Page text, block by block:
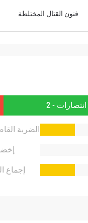
فنون القتال المختلطة
انتصارات - 2
الضربة
إجماع